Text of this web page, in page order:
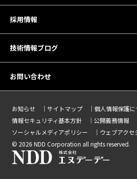
採用情報
技術情報ブログ
お問い合わせ
お知らせ サイトマップ
個人情報保護に
情報セキュリティ基本方針
公開義務情報
ソーシャルメディアポリシー
ウェブアクセ
© 2026 NDD Corporation all rights reserved.